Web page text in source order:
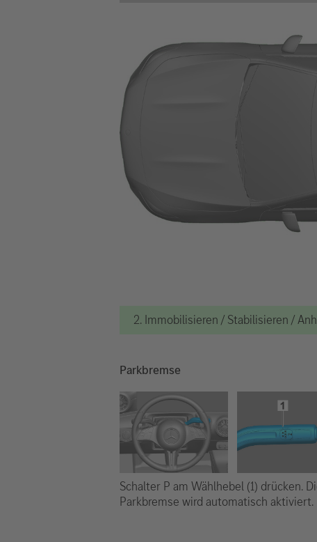
2. Immobilisieren / Stabilisieren /
Parkbremse
Schalter P am Wählhebel (1) drücken.
Parkbremse wird automatisch aktiviert.